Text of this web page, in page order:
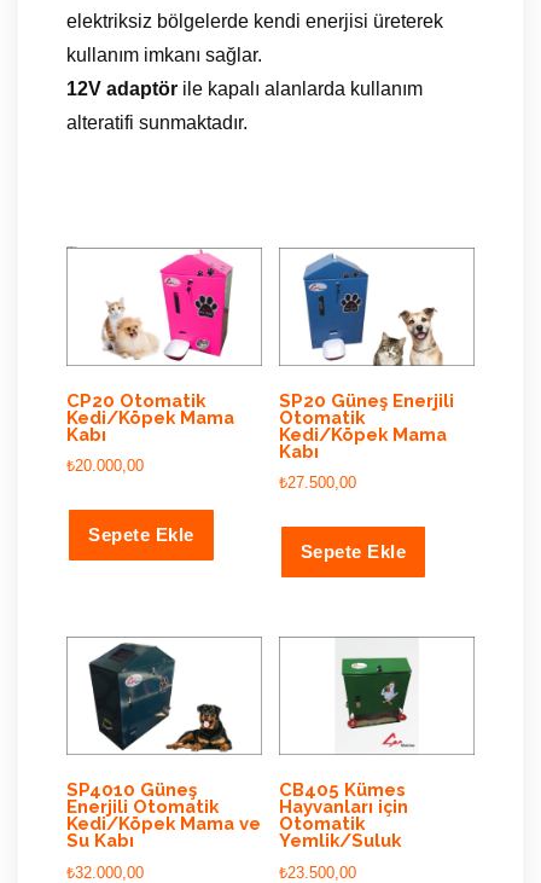
elektriksiz bölgelerde kendi enerjisi üreterek
kullanım imkanı sağlar.
12V adaptör ile kapalı alanlarda kullanım
alteratifi sunmaktadır.
CP20 Otomatik
Kedi/Köpek Mama
Kabı
₺20.000,00
Sepete Ekle
SP20 Güneş Enerjili
Otomatik
Kedi/Köpek Mama
Kabı
₺27.500,00
Sepete Ekle
SP4010 Güneş
Enerjili Otomatik
Kedi/Köpek Mama ve
Su Kabı
₺32.000,00
CB405 Kümes
Hayvanları için
Otomatik
Yemlik/Suluk
₺23.500,00